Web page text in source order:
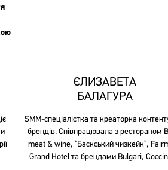
ЄЛИЗАВЕТА
БАЛАГУРА
SMM-спеціалістка та креаторка
брендів. Співпрацювала з рестораном
meat & wine, “Баскський чизкейк”,
Grand Hotel та брендами Bulgari,